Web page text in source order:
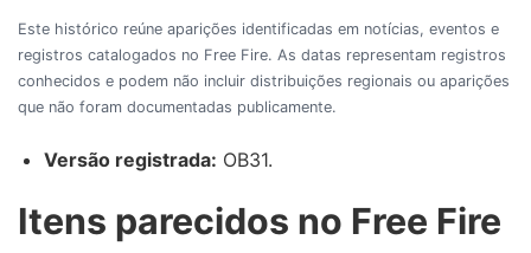
Este histórico reúne aparições identificadas em notícias, eventos e
registros catalogados no Free Fire. As datas representam registros
conhecidos e podem não incluir distribuições regionais ou aparições
que não foram documentadas publicamente.
Versão registrada: OB31.
Itens parecidos no Free Fire